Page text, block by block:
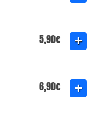
5,90€
6,90€